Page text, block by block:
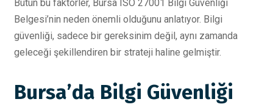
Bütün bu faktörler, Bursa ISO 27001 Bilgi Güvenliği
Belgesi’nin neden önemli olduğunu anlatıyor. Bilgi
güvenliği, sadece bir gereksinim değil, aynı zamanda
geleceği şekillendiren bir strateji haline gelmiştir.
Bursa’da Bilgi Güvenliği